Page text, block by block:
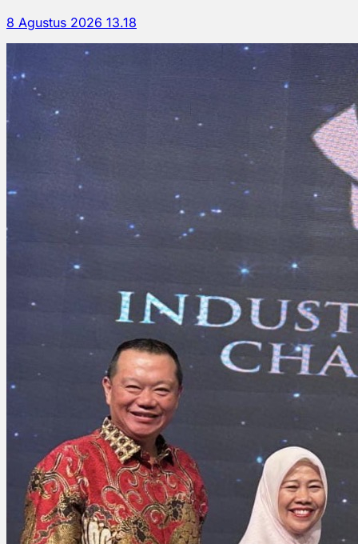
8 Agustus 2026 13.18